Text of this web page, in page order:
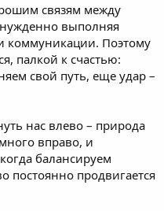
связям между
выполняя
коммуникации. Поэтому
палкой к счастью:
свой путь, еще удар –
нас влево – природа
вправо, и
балансируем
постоянно продвигается